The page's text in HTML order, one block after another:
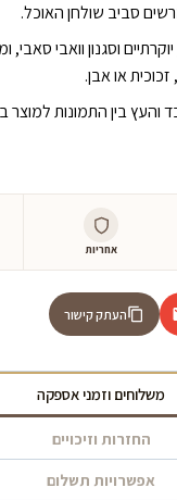
סביב שולחן האוכל.
וסגנון וואבי
או אבן.
והעץ בין התמונות
אחריות
העתק קישור
משלוחים וזמני אספקה
החזרות וזיכויים
אפשרויות תשלום